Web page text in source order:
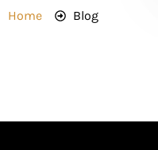
Home Blog